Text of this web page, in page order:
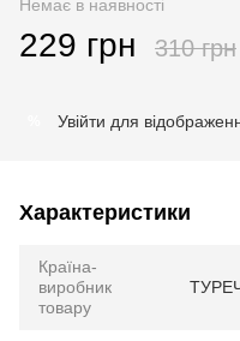
Немає в наявності
229 грн 310 грн
Увійти для
Характеристики
Країна-
виробник
товару